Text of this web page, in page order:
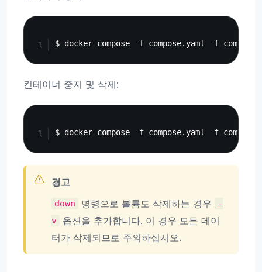
컨테이너 중지 및 삭제:
경고
down 명령으로 볼륨도 삭제하는 경우
-
v
옵션을 추가합니다. 이 경우 모든 데이
터가 삭제되므로 주의하십시오.